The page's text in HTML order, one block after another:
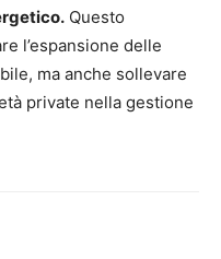
Questo
l’espansione delle
ma anche sollevare
private nella gestione